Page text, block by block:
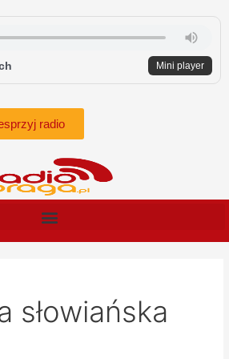
Mini player
radio
słowiańska